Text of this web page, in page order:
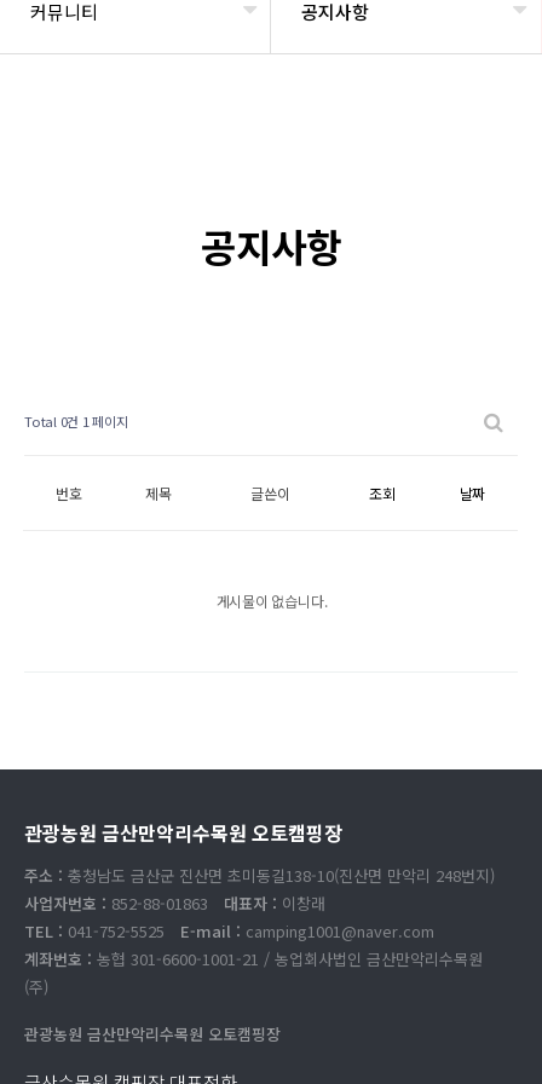
커뮤니티 공지사항
공지사항
Total 0건 1 페이지
번호 제목 글쓴이 조회 날짜
게시물이 없습니다.
관광농원 금산만악리수목원 오토캠핑장
주소 : 충청남도 금산군 진산면 초미동길138-10(진산면 만악리 248번지)
사업자번호 : 852-88-01863 대표자 : 이창래
TEL : 041-752-5525 E-mail : camping1001@naver.com
계좌번호 : 농협 301-6600-1001-21 / 농업회사법인 금산만악리수목원
(주)
관광농원 금산만악리수목원 오토캠핑장